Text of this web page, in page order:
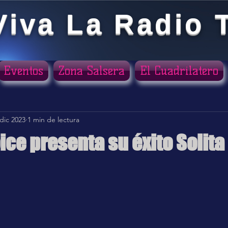
La Radio
presenta su éxito Solita
2023 1 min de lectura
Eventos Zona Salsera El Cuadrilatero